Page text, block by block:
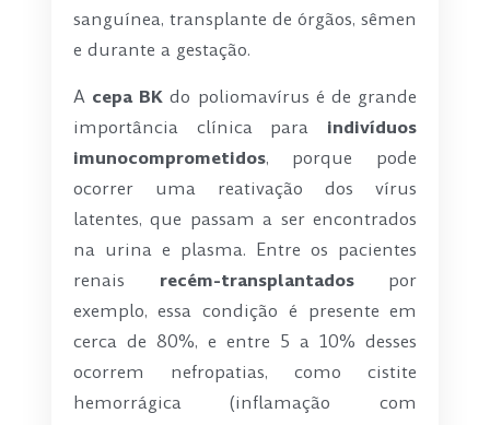
sanguínea, transplante de órgãos, sêmen
e durante a gestação.
A cepa BK do poliomavírus é de grande
importância clínica para indivíduos
imunocomprometidos, porque pode
ocorrer uma reativação dos vírus
latentes, que passam a ser encontrados
na urina e plasma. Entre os pacientes
renais recém-transplantados por
exemplo, essa condição é presente em
cerca de 80%, e entre 5 a 10% desses
ocorrem nefropatias, como cistite
hemorrágica (inflamação com